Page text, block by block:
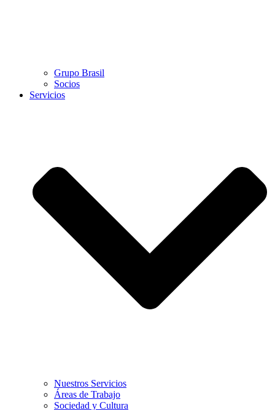
Grupo Brasil
Socios
Servicios
Nuestros Servicios
Áreas de Trabajo
Sociedad y Cultura